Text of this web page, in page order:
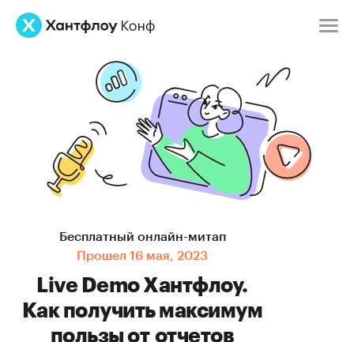
Бесплатный онлайн-митап
Прошел 16 мая, 2023
Live Demo Хантфлоу.
Как получить максимум
пользы от отчетов